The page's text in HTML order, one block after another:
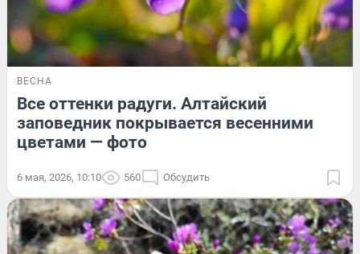
ВЕСНА
Все оттенки радуги. Алтайский
заповедник покрывается весенними
цветами — фото
6 мая, 2026, 10:10 560 Обсудить